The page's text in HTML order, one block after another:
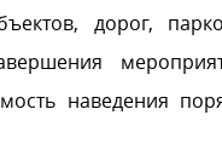
дорог,
наведения